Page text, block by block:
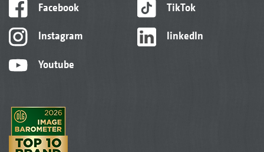
Facebook
Instagram
Youtube
TikTok
linkedIn